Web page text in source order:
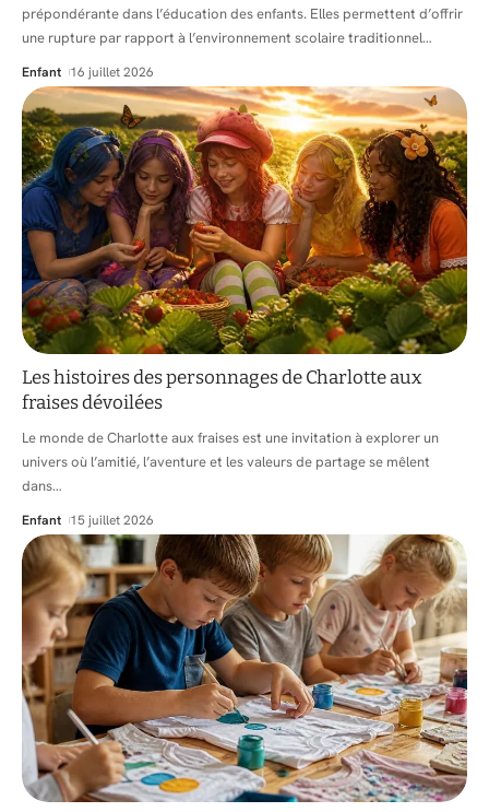
prépondérante dans l’éducation des enfants. Elles permettent d’offrir
une rupture par rapport à l’environnement scolaire traditionnel…
Enfant 16 juillet 2026
Les histoires des personnages de Charlotte aux
fraises dévoilées
Le monde de Charlotte aux fraises est une invitation à explorer un
univers où l’amitié, l’aventure et les valeurs de partage se mêlent
dans…
Enfant 15 juillet 2026